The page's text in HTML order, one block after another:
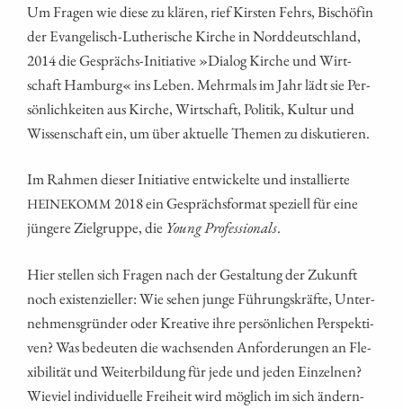
Um Fra­gen wie die­se zu klä­ren, rief Kirs­ten Fehrs, Bischö­fin
der Evan­ge­lisch-Luthe­ri­sche Kir­che in Nord­deutsch­land,
2014 die Gesprächs-Initia­ti­ve »Dia­log Kir­che und Wirt­
schaft Ham­burg« ins Leben. Mehr­mals im Jahr lädt sie Per­
sön­lich­kei­ten aus Kir­che, Wirt­schaft, Poli­tik, Kul­tur und
Wis­sen­schaft ein, um über aktu­el­le The­men zu diskutieren.
Im Rah­men die­ser Initia­ti­ve ent­wi­ckel­te und instal­lier­te
HEINEKOMM 2018 ein Gesprächs­for­mat spe­zi­ell für eine
jün­ge­re Ziel­grup­pe, die Young Pro­fes­sio­nals.
Hier stel­len sich Fra­gen nach der Gestal­tung der Zukunft
noch exis­ten­zi­el­ler: Wie sehen jun­ge Füh­rungs­kräf­te, Unter­
neh­mens­grün­der oder Krea­ti­ve ihre per­sön­li­chen Per­spek­ti­
ven? Was bedeu­ten die wach­sen­den Anfor­de­run­gen an Fle­
xi­bi­li­tät und Wei­ter­bil­dung für jede und jeden Ein­zel­nen?
Wie­viel indi­vi­du­el­le Frei­heit wird mög­lich im sich ändern­